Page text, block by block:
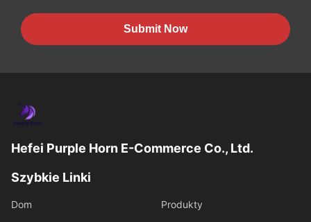
Submit Now
Hefei Purple Horn E-Commerce Co., Ltd.
Szybkie Linki
Dom
Produkty